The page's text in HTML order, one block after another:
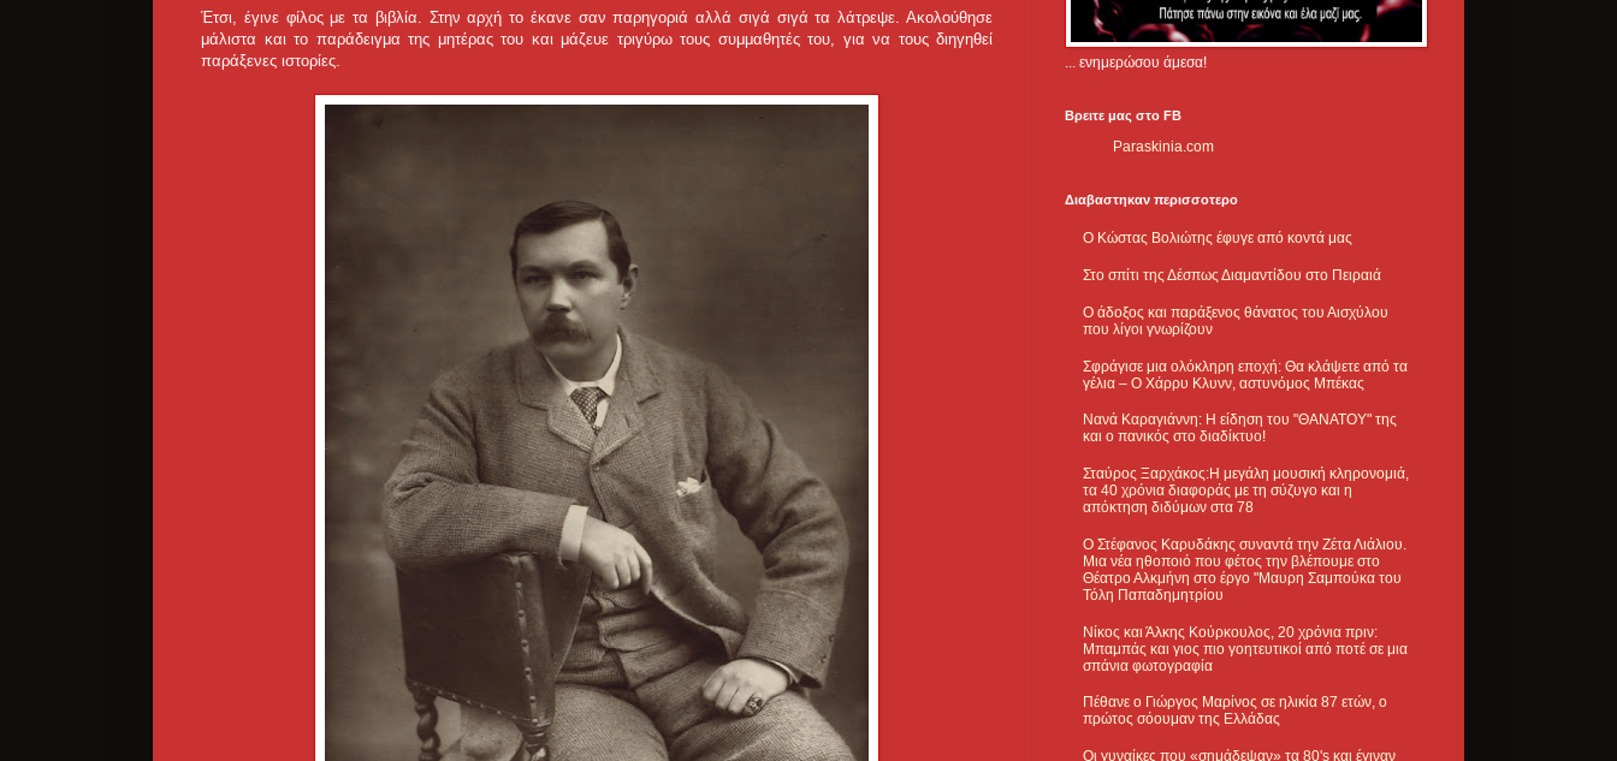
Έτσι, έγινε φίλος με τα βιβλία. Στην αρχή το έκανε σαν παρηγοριά αλλά σιγά σιγά τα λάτρεψε. Ακολούθησε
μάλιστα και το παράδειγμα της μητέρας του και μάζευε τριγύρω τους συμμαθητές του, για να τους διηγηθεί
παράξενες ιστορίες.
... ενημερώσου άμεσα!
Βρειτε μας στο FB
Paraskinia.com
Διαβαστηκαν περισσοτερο
Ο Κώστας Βολιώτης έφυγε από κοντά μας
Στο σπίτι της Δέσπως Διαμαντίδου στο Πειραιά
Ο άδοξος και παράξενος θάνατος του Αισχύλου
που λίγοι γνωρίζουν
Σφράγισε μια ολόκληρη εποχή: Θα κλάψετε από τα
γέλια – Ο Χάρρυ Κλυνν, αστυνόμος Μπέκας
Νανά Καραγιάννη: Η είδηση του "ΘΑΝΑΤΟΥ" της
και ο πανικός στο διαδίκτυο!
Σταύρος Ξαρχάκος:Η μεγάλη μουσική κληρονομιά,
τα 40 χρόνια διαφοράς με τη σύζυγο και η
απόκτηση διδύμων στα 78
Ο Στέφανος Καρυδάκης συναντά την Ζέτα Λιάλιου.
Μια νέα ηθοποιό που φέτος την βλέπουμε στο
Θέατρο Αλκμήνη στο έργο "Μαυρη Σαμπούκα του
Τόλη Παπαδημητρίου
Νίκος και Άλκης Κούρκουλος, 20 χρόνια πριν:
Μπαμπάς και γιος πιο γοητευτικοί από ποτέ σε μια
σπάνια φωτογραφία
Πέθανε ο Γιώργος Μαρίνος σε ηλικία 87 ετών, ο
πρώτος σόουμαν της Ελλάδας
Οι γυναίκες που «σημάδεψαν» τα 80's και έγιναν